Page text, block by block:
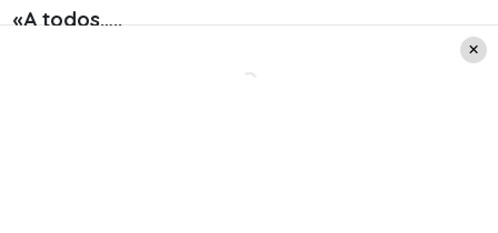
«A todos…..